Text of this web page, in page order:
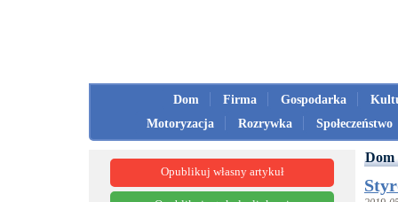
Dom Firma Gospodarka
Motoryzacja
Rozrywka Społeczeństwo
Dom
Opublikuj własny artykuł